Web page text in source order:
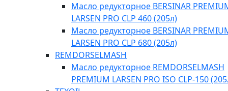
Масло редукторное BERSINAR
LARSEN PRO CLP 460 (205л)
Масло редукторное BERSINAR
LARSEN PRO CLP 680 (205л)
REMDORSELMASH
Масло редукторное REMDORSELMASH
PREMIUM LARSEN PRO ISO CLP-150